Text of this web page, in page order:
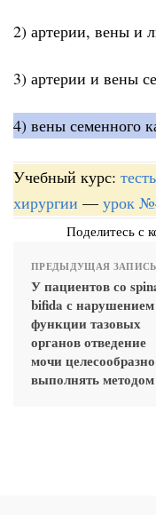
2) артерии, вены и
3) артерии и вены
4) вены семенного
Учебный курс:
хирургии — урок
Поделитесь с
ПРЕДЫДУЩАЯ ЗАПИСЬ
У пациентов со
bifida с нарушением
функции тазовых
органов отведение
мочи целесообразно
выполнять методом